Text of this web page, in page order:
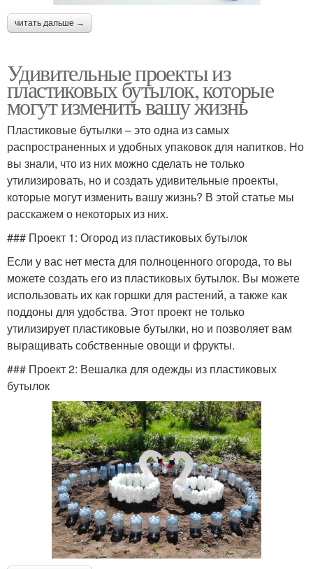
читать дальше →
Удивительные проекты из
пластиковых бутылок, которые
могут изменить вашу жизнь
Пластиковые бутылки – это одна из самых
распространенных и удобных упаковок для напитков. Но
вы знали, что из них можно сделать не только
утилизировать, но и создать удивительные проекты,
которые могут изменить вашу жизнь? В этой статье мы
расскажем о некоторых из них.
### Проект 1: Огород из пластиковых бутылок
Если у вас нет места для полноценного огорода, то вы
можете создать его из пластиковых бутылок. Вы можете
использовать их как горшки для растений, а также как
поддоны для удобства. Этот проект не только
утилизирует пластиковые бутылки, но и позволяет вам
выращивать собственные овощи и фрукты.
### Проект 2: Вешалка для одежды из пластиковых
бутылок